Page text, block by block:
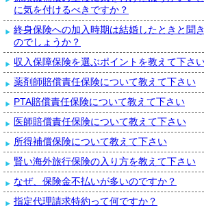
に気を付けるべきですか？
終身保険への加入時期は結婚したときと聞
のでしょうか？
収入保障保険を選ぶポイントを教えて下さ
薬剤師賠償責任保険について教えて下さい
PTA賠償責任保険について教えて下さい
医師賠償責任保険について教えて下さい
所得補償保険について教えて下さい
賢い海外旅行保険の入り方を教えて下さい
なぜ、保険金不払いが多いのですか？
指定代理請求特約って何ですか？